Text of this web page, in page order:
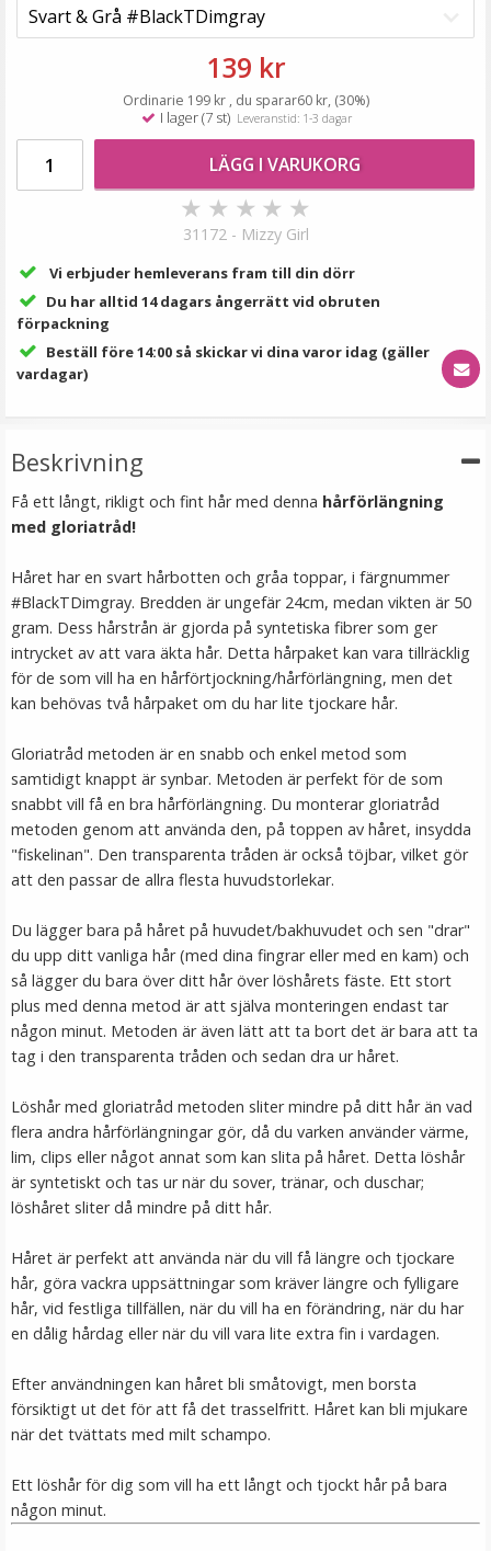
VÄLJ
Syntetiskt löshår rakt Gloriatråd dip dye -
Syntetiskt löshår Gloriatråd rakt - Mörkbrun #4A
★★★★★
199 kr
VÄLJ
Syntetiskt löshår Gloriatråd lockigt - Mörkblond #16/68
199 kr
LÄGG I VARUKORG
139 kr
Ordinarie 199 kr , du sparar60 kr, (30%)
I lager (7 st) Leveranstid: 1-3 dagar
LÄGG I VARUKORG
★ ★ ★ ★ ★
31172 - Mizzy Girl
Vi erbjuder hemleverans fram till din dörr
Du har alltid 14 dagars ångerrätt vid obruten
förpackning
Beställ före 14:00 så skickar vi dina varor idag (gäller
vardagar)
Beskrivning
Få ett långt, rikligt och fint hår med denna hårförlängning
med gloriatråd!
Håret har en svart hårbotten och gråa toppar, i färgnummer
#BlackTDimgray. Bredden är ungefär 24cm, medan vikten är 50
gram. Dess hårstrån är gjorda på syntetiska fibrer som ger
intrycket av att vara äkta hår. Detta hårpaket kan vara tillräcklig
för de som vill ha en hårförtjockning/hårförlängning, men det
kan behövas två hårpaket om du har lite tjockare hår.
Gloriatråd metoden är en snabb och enkel metod som
samtidigt knappt är synbar. Metoden är perfekt för de som
snabbt vill få en bra hårförlängning. Du monterar gloriatråd
metoden genom att använda den, på toppen av håret, insydda
"fiskelinan". Den transparenta tråden är också töjbar, vilket gör
att den passar de allra flesta huvudstorlekar.
Du lägger bara på håret på huvudet/bakhuvudet och sen "drar"
du upp ditt vanliga hår (med dina fingrar eller med en kam) och
så lägger du bara över ditt hår över löshårets fäste. Ett stort
plus med denna metod är att själva monteringen endast tar
någon minut. Metoden är även lätt att ta bort det är bara att ta
tag i den transparenta tråden och sedan dra ur håret.
Löshår med gloriatråd metoden sliter mindre på ditt hår än vad
flera andra hårförlängningar gör, då du varken använder värme,
lim, clips eller något annat som kan slita på håret. Detta löshår
är syntetiskt och tas ur när du sover, tränar, och duschar;
löshåret sliter då mindre på ditt hår.
Håret är perfekt att använda när du vill få längre och tjockare
hår, göra vackra uppsättningar som kräver längre och fylligare
hår, vid festliga tillfällen, när du vill ha en förändring, när du har
en dålig hårdag eller när du vill vara lite extra fin i vardagen.
Efter användningen kan håret bli småtovigt, men borsta
försiktigt ut det för att få det trasselfritt. Håret kan bli mjukare
när det tvättats med milt schampo.
Ett löshår för dig som vill ha ett långt och tjockt hår på bara
någon minut.